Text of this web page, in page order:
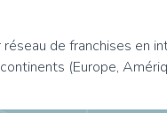
de franchises en
(Europe,